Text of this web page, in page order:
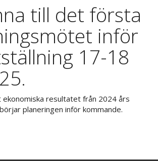
till det första
inför
17-18
ekonomiska resultatet från 2024 års
planeringen inför kommande.